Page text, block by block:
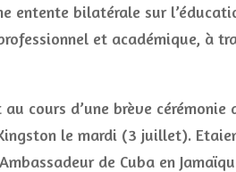
entente bilatérale sur
et académique, à
cours d’une brève
le mardi (3 juillet).
de Cuba en